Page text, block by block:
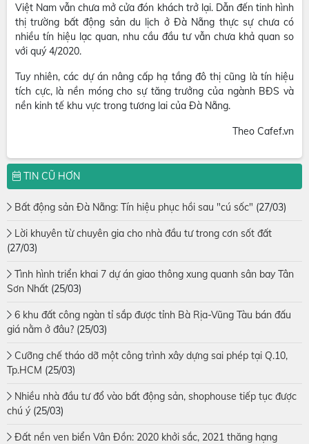
Việt Nam vẫn chưa mở cửa đón khách trở lại. Dẫn đến tinh hình
thị trường bất động sản du lịch ở Đà Nẵng thực sự chưa có
nhiều tín hiệu lạc quan, nhu cầu đầu tư vẫn chưa khả quan so
với quý 4/2020.
Tuy nhiên, các dự án nâng cấp hạ tầng đô thị cũng là tín hiệu
tích cực, là nền móng cho sự tăng trưởng của ngành BĐS và
nền kinh tế khu vực trong tương lai của Đà Nẵng.
Theo Cafef.vn
TIN CŨ HƠN
Bất động sản Đà Nẵng: Tín hiệu phục hồi sau "cú sốc" (27/03)
Lời khuyên từ chuyên gia cho nhà đầu tư trong cơn sốt đất
(27/03)
Tình hình triển khai 7 dự án giao thông xung quanh sân bay Tân
Sơn Nhất (25/03)
6 khu đất công ngàn tỉ sắp được tỉnh Bà Rịa-Vũng Tàu bán đấu
giá nằm ở đâu? (25/03)
Cưỡng chế tháo dỡ một công trình xây dựng sai phép tại Q.10,
Tp.HCM (25/03)
Nhiều nhà đầu tư đổ vào bất động sản, shophouse tiếp tục được
chú ý (25/03)
Đất nền ven biển Vân Đồn: 2020 khởi sắc, 2021 thăng hạng